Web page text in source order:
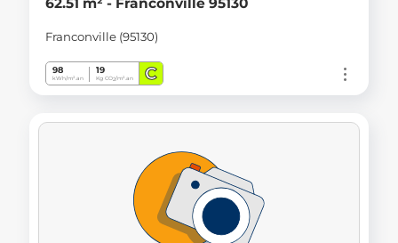
Franconville (95130)
98
kWh/m².an
19
Kg CO2/m².an C